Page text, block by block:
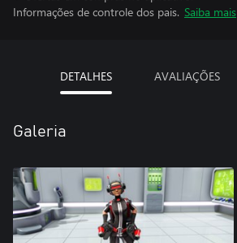
Informações de controle dos pais. Saiba mais
DETALHES AVALIAÇÕES
Galeria